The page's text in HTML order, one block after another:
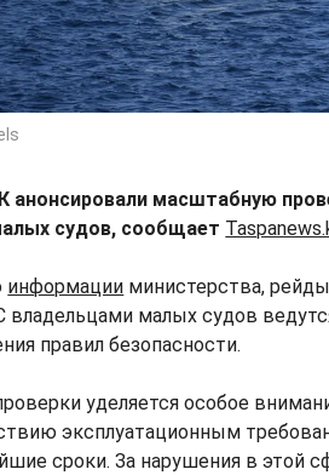
анонсировали масштабную
судов, сообщает
информации министерства,
владельцами малых судов
правил безопасности.
уделяется особое
эксплуатационным
сроки. За нарушения в этой